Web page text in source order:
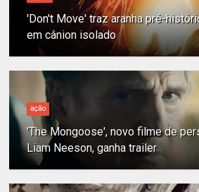
'Don't Move' traz aranha pré-
em cânion isolado
ação
'The Mongoose', novo filme de
Liam Neeson, ganha trailer